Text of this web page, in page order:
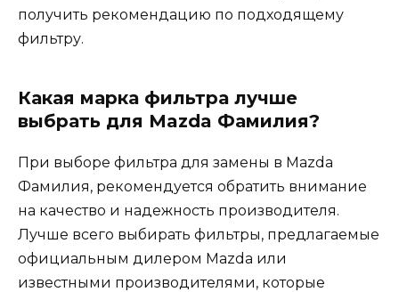
получить рекомендацию по подходящему
фильтру.
Какая марка фильтра лучше
выбрать для Mazda Фамилия?
При выборе фильтра для замены в Mazda
Фамилия, рекомендуется обратить внимание
на качество и надежность производителя.
Лучше всего выбирать фильтры, предлагаемые
официальным дилером Mazda или
известными производителями, которые